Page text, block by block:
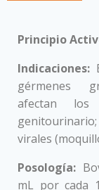
Principio
Indicaciones:
gérmenes
afectan los
virales
Posología:
mL por cada